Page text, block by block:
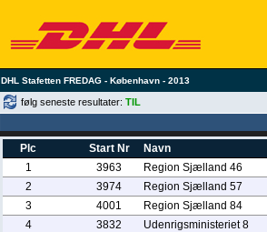
DHL Stafetten FREDAG - København - 2013
følg seneste resultater: TIL
Plc Start Nr
Navn
1
3963
Region Sjælland 46
2
3974
Region Sjælland 57
3
4001
Region Sjælland 84
4
3832
Udenrigsministeriet 8